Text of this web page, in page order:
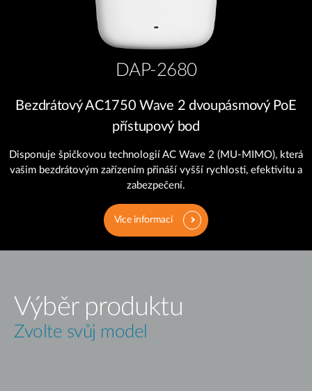
DAP-2680
Bezdrátový AC1750 Wave 2 dvoupásmový PoE
přístupový bod
Disponuje špičkovou technologií AC Wave 2 (MU-MIMO), která
vašim bezdrátovým zařízením přináší vyšší rychlosti, efektivitu a
zabezpečení.
Více informací
Výběr produktu
Zvolte svůj model